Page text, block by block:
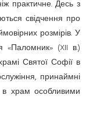
практичне. Десь з
свідчення про
розмірів. У
«Паломник» (XII в.)
Святої Софії в
принаймні
храм особливими